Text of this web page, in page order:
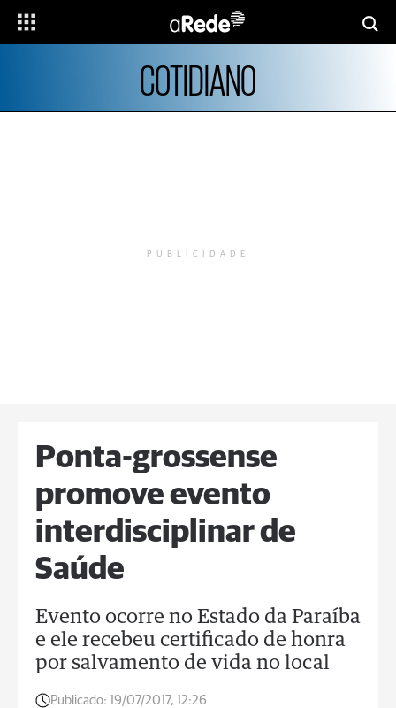
COTIDIANO
PUBLICIDADE
Ponta-grossense
promove evento
interdisciplinar de
Saúde
Evento ocorre no Estado da Paraíba
e ele recebeu certificado de honra
por salvamento de vida no local
Publicado: 19/07/2017, 12:26